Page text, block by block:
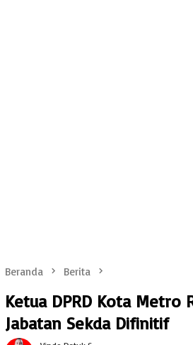
Beranda Berita
Ketua DPRD Kota Metro
Jabatan Sekda Difinitif